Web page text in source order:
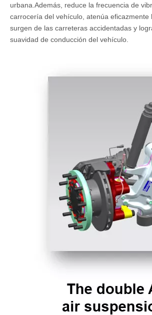
urbana.Además, reduce la frecuencia de
carrocería del vehículo, atenúa eficazmente
surgen de las carreteras accidentadas y
suavidad de conducción del vehículo.